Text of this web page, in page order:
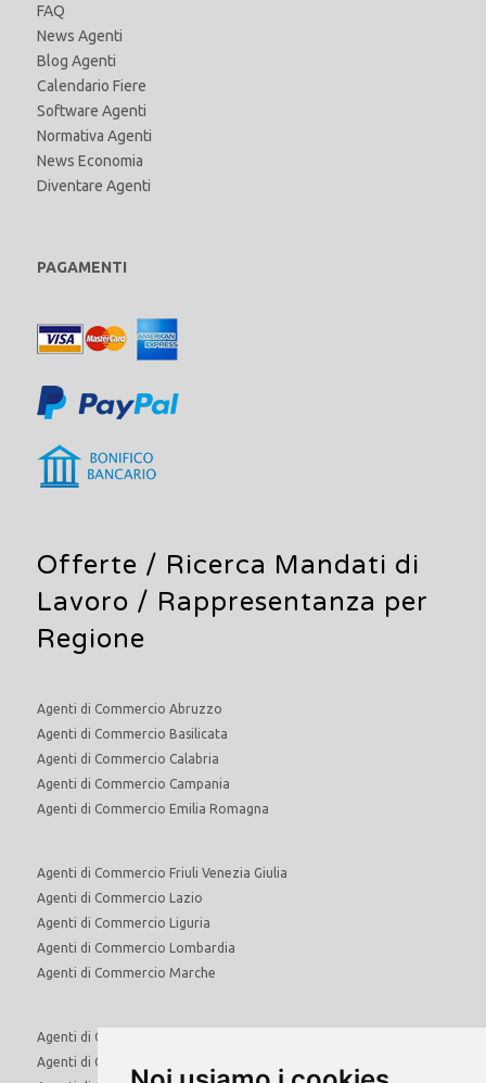
FAQ
News Agenti
Blog Agenti
Calendario Fiere
Software Agenti
Normativa Agenti
News Economia
Diventare Agenti
PAGAMENTI
Offerte / Ricerca Mandati di
Lavoro / Rappresentanza per
Regione
Agenti di Commercio Abruzzo
Agenti di Commercio Basilicata
Agenti di Commercio Calabria
Agenti di Commercio Campania
Agenti di Commercio Emilia Romagna
Agenti di Commercio Friuli Venezia Giulia
Agenti di Commercio Lazio
Agenti di Commercio Liguria
Agenti di Commercio Lombardia
Agenti di Commercio Marche
Agenti di Commercio Molise
Agenti di Commercio Piemonte